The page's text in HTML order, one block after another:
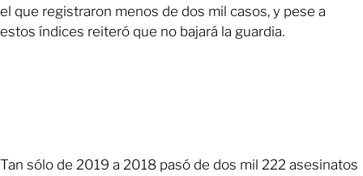
el que registraron menos de dos mil casos, y pese a
estos índices reiteró que no bajará la guardia.
Tan sólo de 2019 a 2018 pasó de dos mil 222 asesinatos